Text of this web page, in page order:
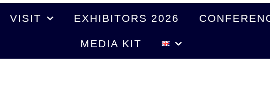
VISIT EXHIBITORS 2026
MEDIA KIT